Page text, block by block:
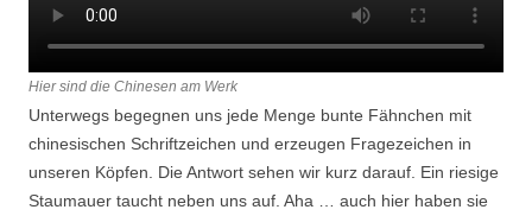
Hier sind die Chinesen am Werk
Unterwegs begegnen uns jede Menge bunte Fähnchen mit
chinesischen Schriftzeichen und erzeugen Fragezeichen in
unseren Köpfen. Die Antwort sehen wir kurz darauf. Ein riesige
Staumauer taucht neben uns auf. Aha … auch hier haben sie